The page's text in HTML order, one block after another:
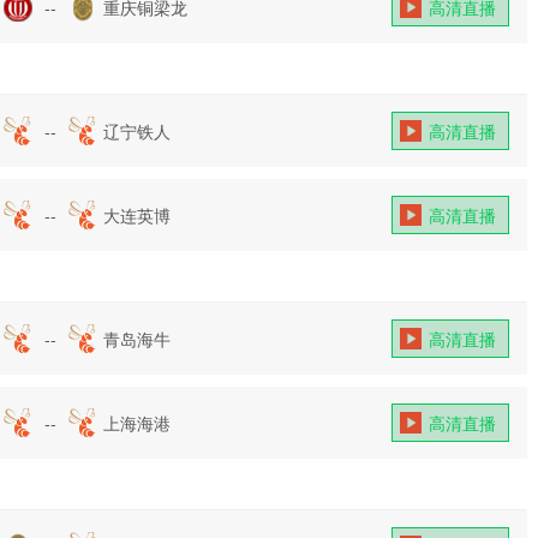
-- 重庆铜梁龙 高清直播
-- 辽宁铁人 高清直播
-- 大连英博 高清直播
-- 青岛海牛 高清直播
-- 上海海港 高清直播